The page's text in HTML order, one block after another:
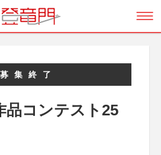
募集終了
品コンテスト25